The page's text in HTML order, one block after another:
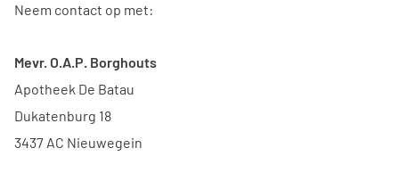
Neem contact op met:
Mevr. O.A.P. Borghouts
Apotheek De Batau
Dukatenburg 18
3437 AC Nieuwegein